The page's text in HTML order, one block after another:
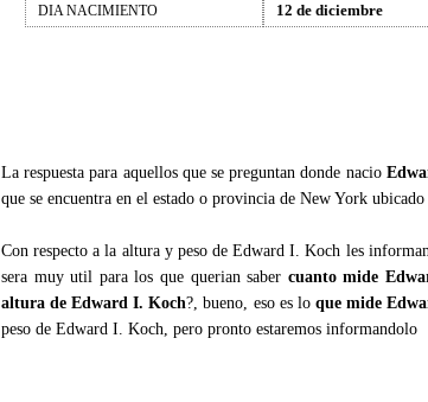
DIA NACIMIENTO 12 de diciembre
La respuesta para aquellos que se preguntan donde nacio
que se encuentra en el estado o provincia de New York
Con respecto a la altura y peso de Edward I. Koch les
sera muy util para los que querian saber cuanto mide
altura de Edward I. Koch?, bueno, eso es lo que mide
peso de Edward I. Koch, pero pronto estaremos informandolo